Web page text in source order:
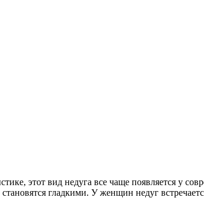
этот вид недуга все чаще появляется у
гладкими. У женщин недуг